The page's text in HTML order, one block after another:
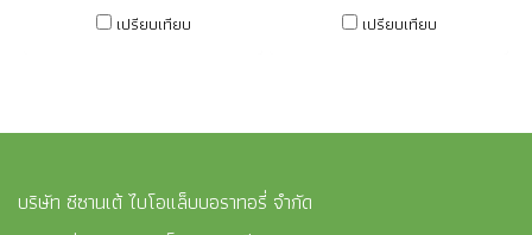
กระจ่างใส เรียบเนียนจากวิตามินซี
ผิวขาวและกระชับขึ้นอีกด้วย
เปรียบเทียบ
แอลกอฮอล์ น้ำหอม และพาราเบน
เปรียบเทียบ
บริษัท ซีซานเต้ ไบโอแล็บบอราทอรี่ จำกัด